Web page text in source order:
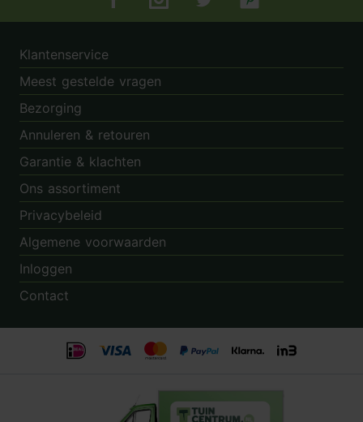
Tuincentrum.nl op Facebook
Tuincentrum.nl op Instagram
Tuincentrum.nl op Twitter
Tuincentrum.nl op
Klantenservice
Meest gestelde vragen
Bezorging
Annuleren & retouren
Garantie & klachten
Ons assortiment
Privacybeleid
Algemene voorwaarden
Inloggen
Contact